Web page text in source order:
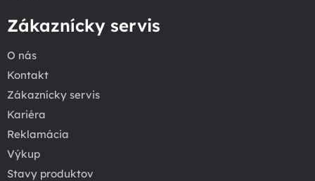
Zákaznícky servis
O nás
Kontakt
Zákaznícky servis
Kariéra
Reklamácia
Výkup
Stavy produktov